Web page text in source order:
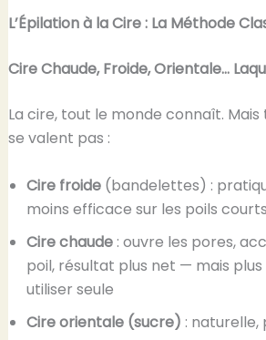
L’Épilation à la Cire : La Méthode
Cire Chaude, Froide, Orientale…
La cire, tout le monde connaît.
se valent pas :
Cire froide(bandelettes) :
moins efficace sur les poils
Cire chaude: ouvre les pores,
poil, résultat plus net — mais
utiliser seule
Cire orientale (sucre) : naturelle,